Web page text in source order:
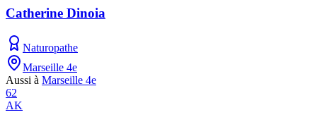
Catherine Dinoia
Naturopathe
Marseille 4e
Aussi à Marseille 4e
62
AK